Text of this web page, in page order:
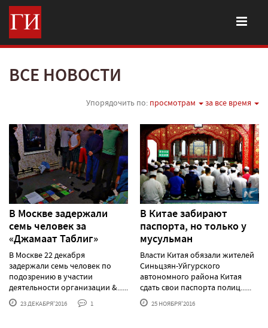
ВСЕ НОВОСТИ
Упорядочить по: просмотрам за все время
В Москве задержали
семь человек за
«Джамаат Таблиг»
В Москве 22 декабря
задержали семь человек по
подозрению в участии
деятельности организации &......
23 ДЕКАБРЯ'2016 1
В Китае забирают
паспорта, но только у
мусульман
Власти Китая обязали жителей
Синьцзян-Уйгурского
автономного района Китая
сдать свои паспорта полиц......
25 НОЯБРЯ'2016